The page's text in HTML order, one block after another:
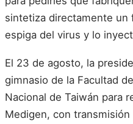
sintetiza directamente un
espiga del virus y lo
El 23 de agosto, la
gimnasio de la Facultad
Nacional de Taiwán para
Medigen, con